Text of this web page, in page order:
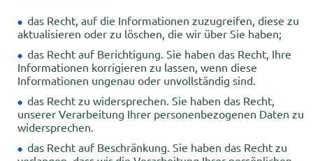
das Recht, auf die Informationen zuzugreifen, diese zu
aktualisieren oder zu löschen, die wir über Sie haben;
das Recht auf Berichtigung. Sie haben das Recht, Ihre
Informationen korrigieren zu lassen, wenn diese
Informationen ungenau oder unvollständig sind.
das Recht zu widersprechen. Sie haben das Recht,
unserer Verarbeitung Ihrer personenbezogenen Daten zu
widersprechen.
das Recht auf Beschränkung. Sie haben das Recht zu